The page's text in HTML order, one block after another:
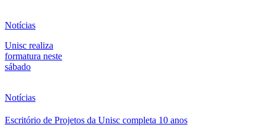
Notícias
Unisc realiza
formatura neste
sábado
Notícias
Escritório de Projetos da Unisc completa 10 anos